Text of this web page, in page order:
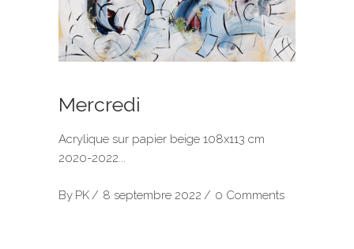
Mercredi
Acrylique sur papier beige 108x113 cm
2020-2022
By PK 8 septembre 2022 0 Comments